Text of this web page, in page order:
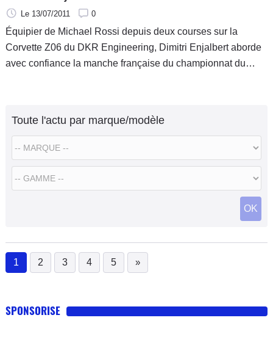
Le 13/07/2011 0
Équipier de Michael Rossi depuis deux courses sur la
Corvette Z06 du DKR Engineering, Dimitri Enjalbert aborde
avec confiance la manche française du championnat du
Toute l'actu par marque/modèle
OK
1
(current)
2 3 4 5 »
SPONSORISE